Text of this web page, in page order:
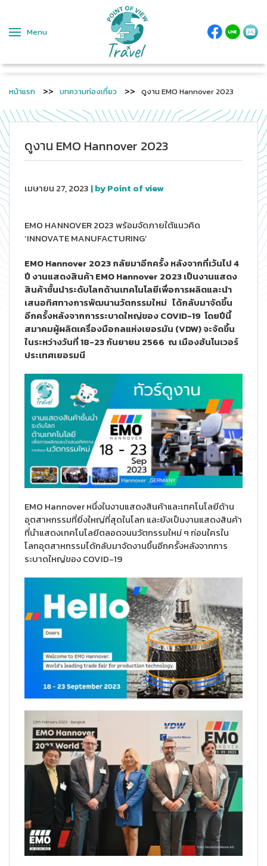
Menu
หน้าแรก บทความท่องเที่ยว ดูงาน EMO Hannover 2023
ดูงาน EMO Hannover 2023
เมษายน 27, 2023 | by Point of view
EMO HANNOVER 2023 พร้อมจัดภายใต้แนวคิด
‘INNOVATE MANUFACTURING’
EMO Hannover 2023 กลัยมาอีกครั้ง หลังจากที่เว้นไป 4
ปี งานแสดงสินค้า EMO Hannover 2023 เป็นงานแสดง
สินค้าชั้นนำระดับโลกด้านเทคโนโลยีเพื่อการผลิตและนำ
เสนอทิศทางการพัฒนานวัตกรรมใหม่ ได้กลับมาจัดขึ้น
อีกครั้งหลังจากการระบาดใหญ่ของ COVID-19 โดยปีนี้
สมาคมผู้ผลิตเครื่องมือกลแห่งเยอรมัน (VDW) จะจัดขึ้น
ในระหว่างวันที่ 18-23 กันยายน 2566 ณ เมืองฮันโนเวอร์
ประเทศเยอรมนี
EMO Hannover หนึ่งในงานแสดงสินค้าและเทคโนโลยีด้าน
อุตสาหกรรมที่ยิ่งใหญ่ที่สุดในโลก และยังเป็นงานแสดงสินค้า
ที่นำแสดงเทคโนโลยีตลอดจนนวัตกรรมใหม่ ๆ ก่อนใครใน
โลกอุตสาหกรรมได้กลับมาจัดงานขึ้นอีกครั้งหลังจากการ
ระบาดใหญ่ของ COVID-19